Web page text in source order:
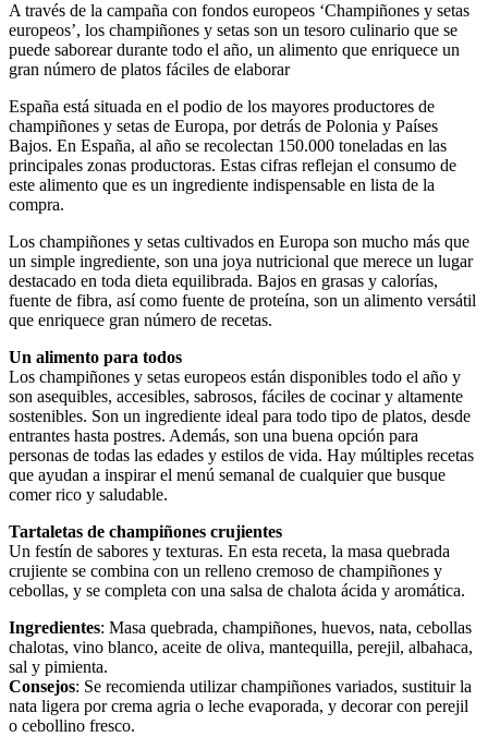
A través de la campaña con fondos europeos ‘Champiñones y setas
europeos’, los champiñones y setas son un tesoro culinario que se
puede saborear durante todo el año, un alimento que enriquece un
gran número de platos fáciles de elaborar
España está situada en el podio de los mayores productores de
champiñones y setas de Europa, por detrás de Polonia y Países
Bajos. En España, al año se recolectan 150.000 toneladas en las
principales zonas productoras. Estas cifras reflejan el consumo de
este alimento que es un ingrediente indispensable en lista de la
compra.
Los champiñones y setas cultivados en Europa son mucho más que
un simple ingrediente, son una joya nutricional que merece un lugar
destacado en toda dieta equilibrada. Bajos en grasas y calorías,
fuente de fibra, así como fuente de proteína, son un alimento versátil
que enriquece gran número de recetas.
Un alimento para todos
Los champiñones y setas europeos están disponibles todo el año y
son asequibles, accesibles, sabrosos, fáciles de cocinar y altamente
sostenibles. Son un ingrediente ideal para todo tipo de platos, desde
entrantes hasta postres. Además, son una buena opción para
personas de todas las edades y estilos de vida. Hay múltiples recetas
que ayudan a inspirar el menú semanal de cualquier que busque
comer rico y saludable.
Tartaletas de champiñones crujientes
Un festín de sabores y texturas. En esta receta, la masa quebrada
crujiente se combina con un relleno cremoso de champiñones y
cebollas, y se completa con una salsa de chalota ácida y aromática.
Ingredientes: Masa quebrada, champiñones, huevos, nata, cebollas
chalotas, vino blanco, aceite de oliva, mantequilla, perejil, albahaca,
sal y pimienta.
Consejos: Se recomienda utilizar champiñones variados, sustituir la
nata ligera por crema agria o leche evaporada, y decorar con perejil
o cebollino fresco.